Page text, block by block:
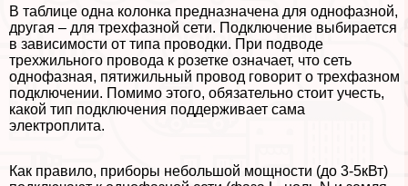
В таблице одна колонка предназначена для однофазной,
другая – для трехфазной сети. Подключение выбирается
в зависимости от типа проводки. При подводе
трехжильного провода к розетке означает, что сеть
однофазная, пятижильный провод говорит о трехфазном
подключении. Помимо этого, обязательно стоит учесть,
какой тип подключения поддерживает сама
электроплита.
Как правило, приборы небольшой мощности (до 3-5кВт)